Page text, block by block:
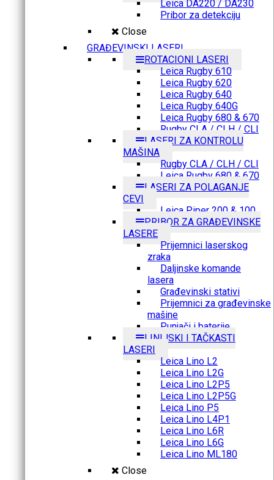
Leica DA220 / DA230
Pribor za detekciju
Close
GRAĐEVINSKI LASERI
ROTACIONI LASERI
Leica Rugby 610
Leica Rugby 620
Leica Rugby 640
Leica Rugby 640G
Leica Rugby 680 & 670
Rugby CLA / CLH / CLI
LASERI ZA KONTROLU
MAŠINA
Rugby CLA / CLH / CLI
Leica Rugby 680 & 670
LASERI ZA POLAGANJE
CEVI
Leica Piper 200 & 100
PRIBOR ZA GRAĐEVINSKE
LASERE
Prijemnici laserskog
zraka
Daljinske komande
lasera
Građevinski stativi
Prijemnici za građevinske
mašine
Punjači i baterije
LINIJSKI I TAČKASTI
LASERI
Leica Lino L2
Leica Lino L2G
Leica Lino L2P5
Leica Lino L2P5G
Leica Lino P5
Leica Lino L4P1
Leica Lino L6R
Leica Lino L6G
Leica Lino ML180
Close